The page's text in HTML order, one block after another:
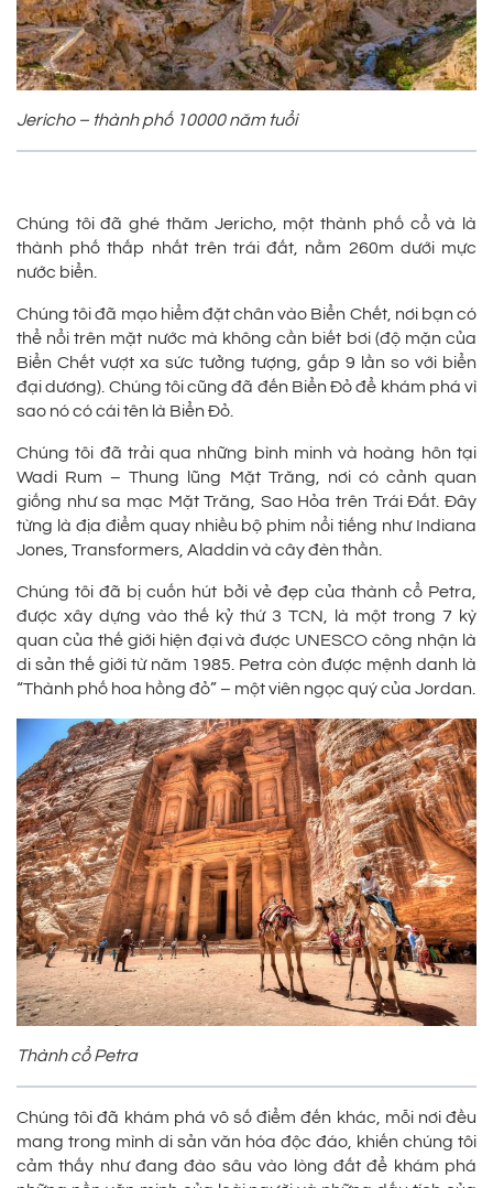
Jericho – thành phố 10000 năm tuổi
Chúng tôi đã ghé thăm Jericho, một thành phố cổ và là
thành phố thấp nhất trên trái đất, nằm 260m dưới mực
nước biển.
Chúng tôi đã mạo hiểm đặt chân vào Biển Chết, nơi bạn có
thể nổi trên mặt nước mà không cần biết bơi (độ mặn của
Biển Chết vượt xa sức tưởng tượng, gấp 9 lần so với biển
đại dương). Chúng tôi cũng đã đến Biển Đỏ để khám phá vì
sao nó có cái tên là Biển Đỏ.
Chúng tôi đã trải qua những bình minh và hoàng hôn tại
Wadi Rum – Thung lũng Mặt Trăng, nơi có cảnh quan
giống như sa mạc Mặt Trăng, Sao Hỏa trên Trái Đất. Đây
từng là địa điểm quay nhiều bộ phim nổi tiếng như Indiana
Jones, Transformers, Aladdin và cây đèn thần.
Chúng tôi đã bị cuốn hút bởi vẻ đẹp của thành cổ Petra,
được xây dựng vào thế kỷ thứ 3 TCN, là một trong 7 kỳ
quan của thế giới hiện đại và được UNESCO công nhận là
di sản thế giới từ năm 1985. Petra còn được mệnh danh là
“Thành phố hoa hồng đỏ” – một viên ngọc quý của Jordan.
Thành cổ Petra
Chúng tôi đã khám phá vô số điểm đến khác, mỗi nơi đều
mang trong mình di sản văn hóa độc đáo, khiến chúng tôi
cảm thấy như đang đào sâu vào lòng đất để khám phá